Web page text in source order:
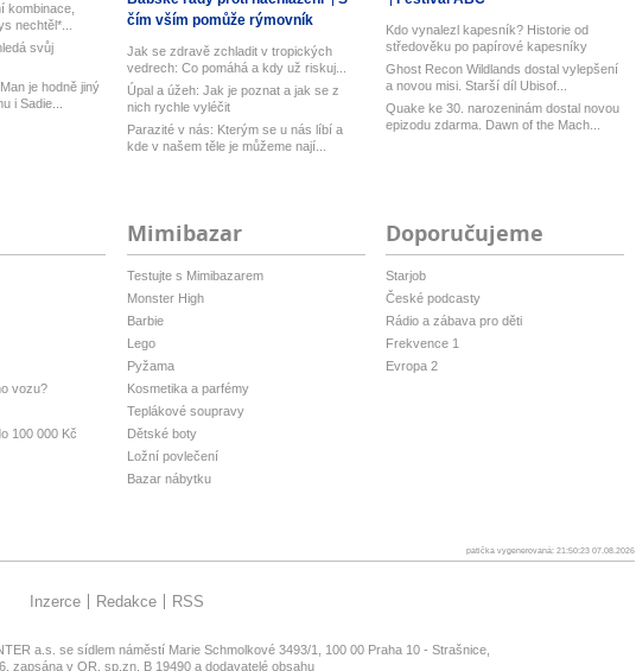
kombinace,
nechtěl*...
svůj
je hodně jiný
i Sadie...
čím vším pomůže rýmovník
Jak se zdravě zchladit v tropických
vedrech: Co pomáhá a kdy už riskuj...
Úpal a úžeh: Jak je poznat a jak se z
nich rychle vyléčit
Parazité v nás: Kterým se u nás líbí a
kde v našem těle je můžeme nají...
Kdo vynalezl kapesník? Historie od
středověku po papírové kapesníky
Ghost Recon Wildlands dostal vylepšení
a novou misi. Starší díl Ubisof...
Quake ke 30. narozeninám dostal novou
epizodu zdarma. Dawn of the Mach...
vozu?
100 000 Kč
Mimibazar
Testujte s Mimibazarem
Monster High
Barbie
Lego
Pyžama
Kosmetika a parfémy
Teplákové soupravy
Dětské boty
Ložní povlečení
Bazar nábytku
Doporučujeme
Starjob
České podcasty
Rádio a zábava pro děti
Frekvence 1
Evropa 2
patička vygenerovaná: 21:50:23 07.08.2026
Inzerce Redakce RSS
a.s. se sídlem náměstí Marie Schmolkové 3493/1, 100 00 Praha 10 - Strašnice,
zapsána v OR, sp.zn. B 19490 a dodavatelé obsahu